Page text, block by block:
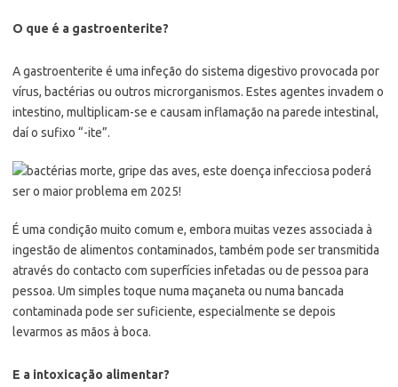
O que é a gastroenterite?
A gastroenterite é uma infeção do sistema digestivo provocada por
vírus, bactérias ou outros microrganismos. Estes agentes invadem o
intestino, multiplicam-se e causam inflamação na parede intestinal,
daí o sufixo “-ite”.
É uma condição muito comum e, embora muitas vezes associada à
ingestão de alimentos contaminados, também pode ser transmitida
através do contacto com superfícies infetadas ou de pessoa para
pessoa. Um simples toque numa maçaneta ou numa bancada
contaminada pode ser suficiente, especialmente se depois
levarmos as mãos à boca.
E a intoxicação alimentar?